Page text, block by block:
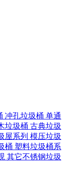
冲孔垃圾桶 单通
垃圾桶 古典垃圾
屋系列 模压垃圾
桶 塑料垃圾桶系
其它不锈钢垃圾